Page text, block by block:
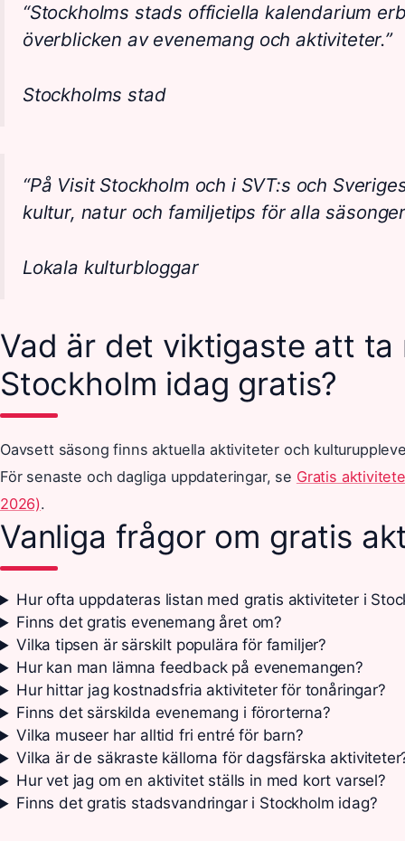
“Stockholms stads officiella kalendarium
överblicken av evenemang och aktiviteter.”
Stockholms stad
“På Visit Stockholm och i SVT:s och
kultur, natur och familjetips för alla
Lokala kulturbloggar
Vad är det viktigaste att
Stockholm idag gratis?
Oavsett säsong finns aktuella aktiviteter och
För senaste och dagliga uppdateringar, se Gratis
2026).
Vanliga frågor om gratis
Hur ofta uppdateras listan med gratis aktiviteter i
Finns det gratis evenemang året om?
Vilka tipsen är särskilt populära för familjer?
Hur kan man lämna feedback på evenemangen?
Hur hittar jag kostnadsfria aktiviteter för tonåringar?
Finns det särskilda evenemang i förorterna?
Vilka museer har alltid fri entré för barn?
Vilka är de säkraste källorna för dagsfärska
Hur vet jag om en aktivitet ställs in med kort varsel?
Finns det gratis stadsvandringar i Stockholm idag?